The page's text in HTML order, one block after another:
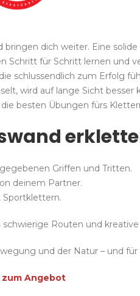
bringen dich weiter. Eine
Schritt für Schritt lernen und
schlussendlich zum Erfolg
wird auf lange Sicht besser
besten Übungen fürs
Griffen und Tritten.
deinem Partner.
Sportklettern.
Routen und
und der Natur – und
Angebot